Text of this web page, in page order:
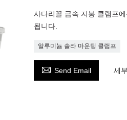
사다리꼴 금속 지붕 클램프
됩니다.
알루미늄 솔라 마운팅 클램프
 Send Email 세부